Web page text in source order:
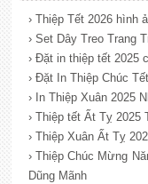
› Thiệp Tết 2026 hình
› Set Dây Treo Trang
› Đặt in thiệp tết 2025
› Đặt In Thiệp Chúc
› In Thiệp Xuân 2025
› Thiệp tết Ất Tỵ 2025
› Thiệp Xuân Ất Tỵ
› Thiệp Chúc Mừng
Dũng Mãnh